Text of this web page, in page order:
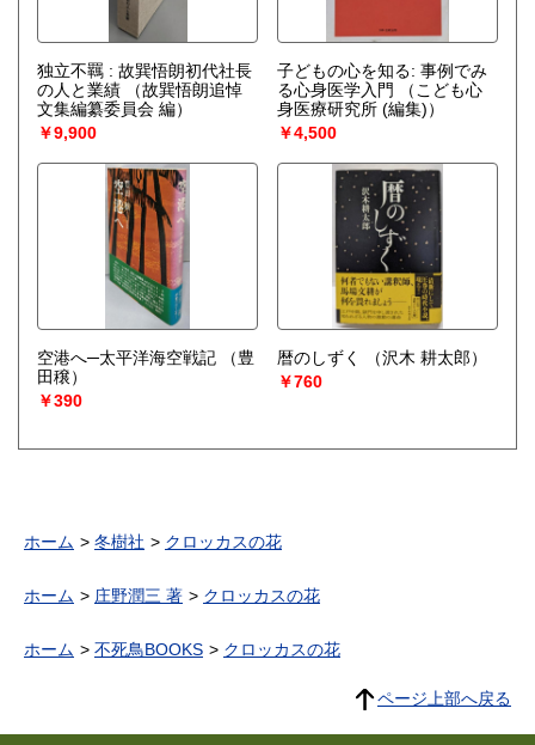
独立不羈 : 故巽悟朗初代社長
の人と業績
（故巽悟朗追悼
文集編纂委員会 編）
￥9,900
子どもの心を知る: 事例でみ
る心身医学入門
（こども心
身医療研究所 (編集)）
￥4,500
空港へ─太平洋海空戦記
（豊
田穣）
￥390
暦のしずく
（沢木 耕太郎）
￥760
ホーム 冬樹社 クロッカスの花
ホーム 庄野潤三 著 クロッカスの花
ホーム 不死鳥BOOKS クロッカスの花
ページ上部へ戻る